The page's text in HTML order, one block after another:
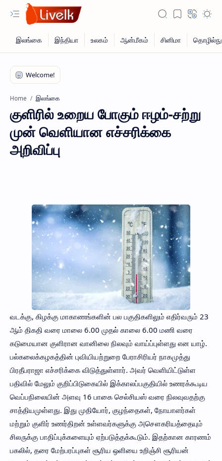
Home இலங்கை
குளிரில் உறைய போகும் ஈழம்-சற்று
முன் வெளியான எச்சரிக்கை
அறிவிப்பு
வடக்கு, கிழக்கு மாகாணங்களின் பல பகுதிகளிலும் எதிர்வரும் 23
ஆம் திகதி வரை மாலை 6.00 முதல் காலை 6.00 மணி வரை
கடுமையான குளிரான வானிலை நிலவும் வாய்ப்புள்ளது என யாழ்.
பல்கலைக்கழகத்தின் புவியியற்றுறை பேராசிரியர் நாகமுத்து
பிரதீபராஜா எச்சரிக்கை விடுத்துள்ளார். அவர் வெளியிட்டுள்ள
பதிவில் மேலும் குறிப்பிடுகையில் இக்காலப்பகுதியில் உணரக்கூடிய
வெப்பநிலையின் அளவு 16 பாகை செல்சியஸ் வரை நிலவுவதற்கு
சாத்தியமுள்ளது. இது முதியோர், குழந்தைகள், நோயாளர்கள்
மற்றும் குளிர் உணர்திறன் உள்ளவர்களுக்கு அசௌகரியத்தையும்
சிலருக்கு பாதிப்புக்களையும் ஏற்படுத்தக்கூடும். இதற்கான காரணம்
பகலில், தரை மேற்பரப்புகள் சூரிய ஒளியை உறிஞ்சி சூரியன்